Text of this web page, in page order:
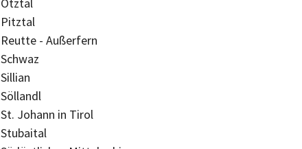
Pitztal
Reutte - Außerfern
Schwaz
Sillian
Söllandl
St. Johann in Tirol
Stubaital